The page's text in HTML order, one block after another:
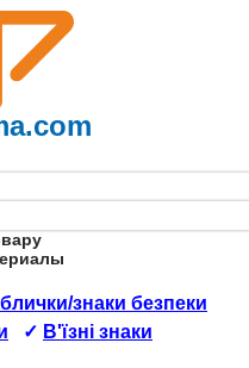
знаки безпеки
✓ В'їзні знаки